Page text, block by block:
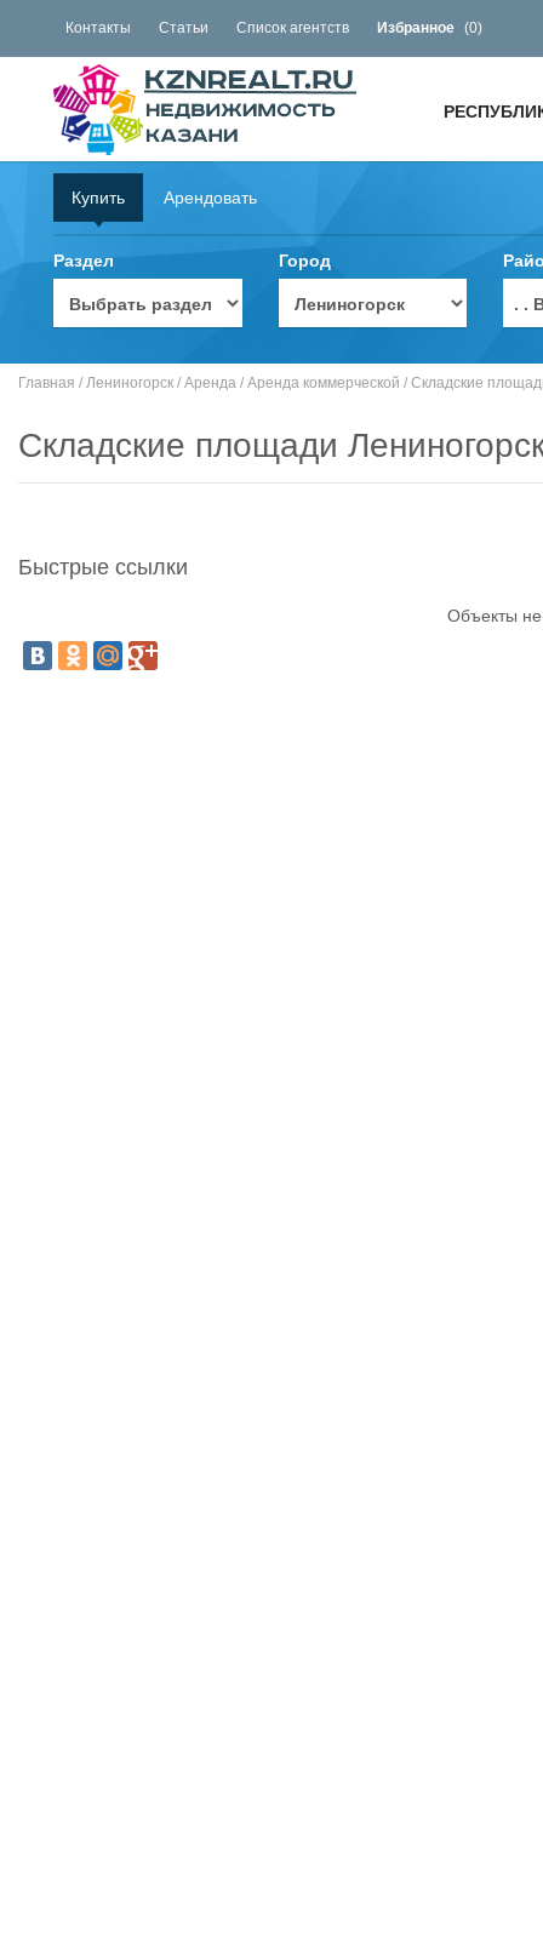
Контакты Статьи Список агентств Избранное (0)
Купить Арендовать
Раздел Город
. .
Главная / Лениногорск / Аренда / Аренда коммерческой / Складские
Складские площади
Быстрые ссылки
Объекты